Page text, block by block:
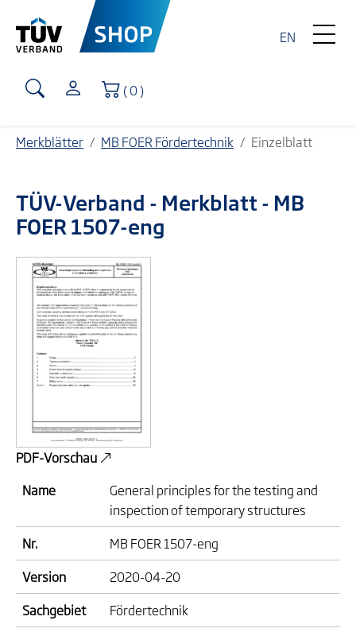
EN
Warenkorb
( 0 )
Merkblätter MB FOER Fördertechnik Einzelblatt
TÜV-Verband - Merkblatt - MB
FOER 1507-eng
PDF-Vorschau
Name
General principles for the testing and
inspection of temporary structures
Nr.
MB FOER 1507-eng
Version
2020-04-20
Sachgebiet
Fördertechnik